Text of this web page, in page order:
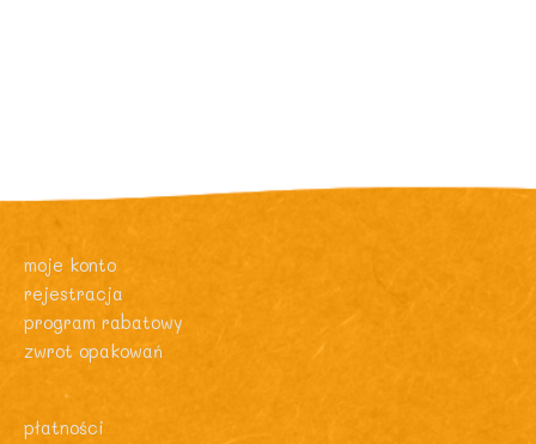
moje konto
rejestracja
program rabatowy
zwrot opakowań
płatności